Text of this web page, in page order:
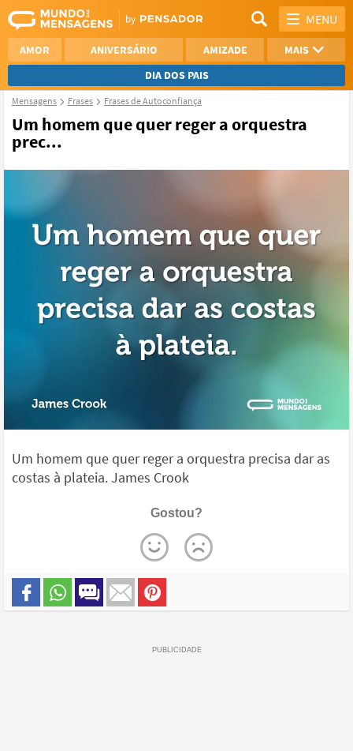
MENU
AMOR ANIVERSÁRIO AMIZADE
MAIS
DIA DOS PAIS
Mensagens Frases Frases de Autoconfiança
Um homem que quer reger a orquestra
prec...
Um homem que quer reger a orquestra precisa dar as
costas à plateia. James Crook
Gostou?